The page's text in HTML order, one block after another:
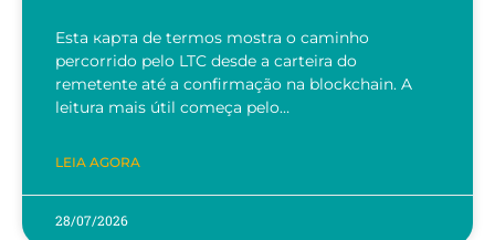
Esta карта de termos mostra o caminho
percorrido pelo LTC desde a carteira do
remetente até a confirmação na blockchain. A
leitura mais útil começa pelo…
LEIA AGORA
28/07/2026